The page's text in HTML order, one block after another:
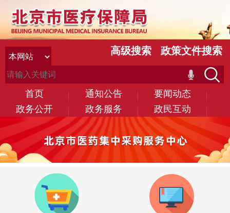
首页 通知公告
要闻动态
政务公开
政务服务 政民互动
高级搜索 政策文件搜索
通知公告